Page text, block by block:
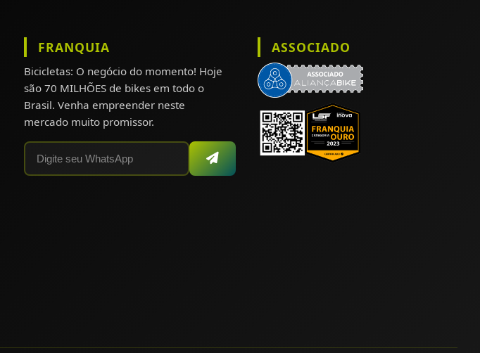
FRANQUIA
Bicicletas: O negócio do momento! Hoje
são 70 MILHÕES de bikes em todo o
Brasil. Venha empreender neste
mercado muito promissor.
ASSOCIADO